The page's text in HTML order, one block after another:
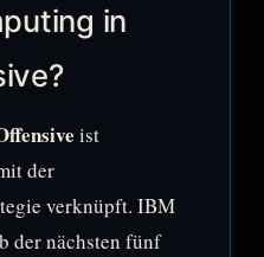
in
ist
der
verknüpft. IBM
der nächsten fünf